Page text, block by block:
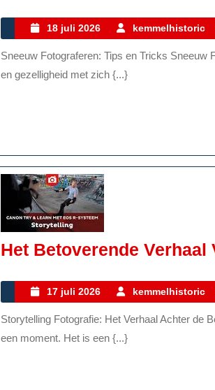
18 juli 2026
18
juli
2026
kemmelhistoric
Sneeuw Fotograferen: Tips en Tricks Sneeuw Fotograferen: Tips en Tricks De winter brengt niet alleen kou
en gezelligheid met zich {...}
Het Betoverende
17 juli 2026
17
juli
2026
kemmelhistoric
Storytelling Fotografie: Het Verhaal Achter de Beelden Fotografie is meer dan alleen het vastleggen van
een moment. Het is een {...}